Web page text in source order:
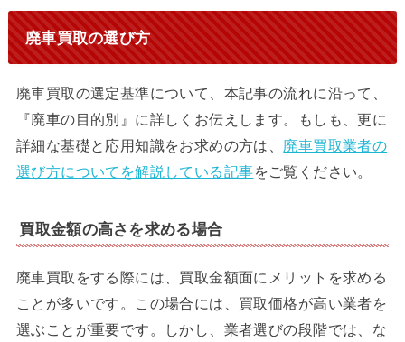
廃車買取の選び方
廃車買取の選定基準について、本記事の流れに沿って、
『廃車の目的別』に詳しくお伝えします。もしも、更に
詳細な基礎と応用知識をお求めの方は、 廃車買取業者の
選び方についてを解説している記事をご覧ください。
買取金額の高さを求める場合
廃車買取をする際には、買取金額面にメリットを求める
ことが多いです。この場合には、買取価格が高い業者を
選ぶことが重要です。しかし、業者選びの段階では、な